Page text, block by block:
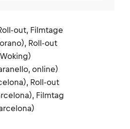
out, Filmtage
Roll-out
online)
Roll-out
Filmtag